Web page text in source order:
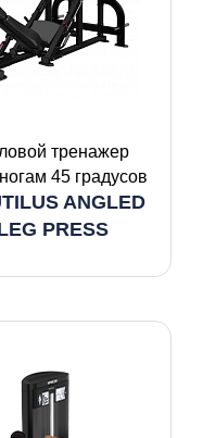
тренажер
45 градусов
ANGLED
PRESS